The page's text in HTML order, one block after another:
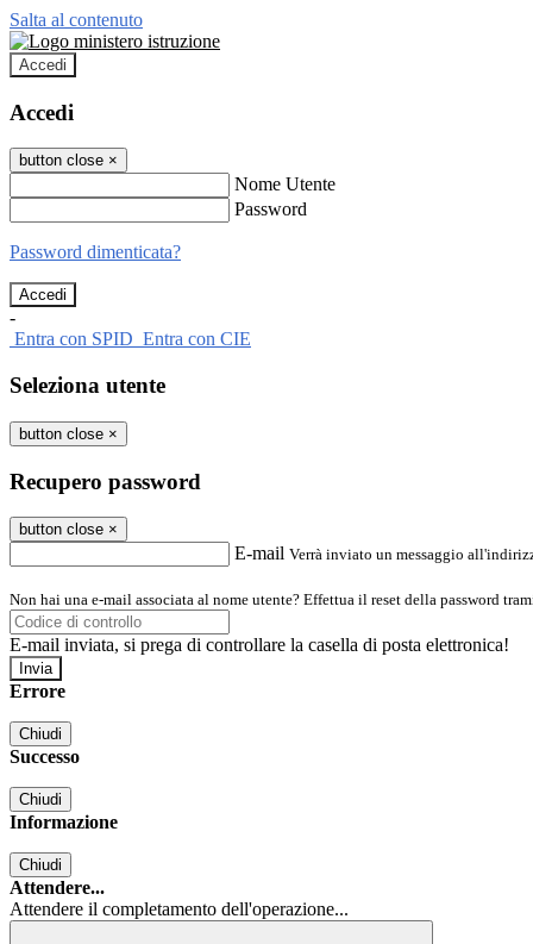
Salta al contenuto
Accedi
Accedi
button close ×
Nome Utente
Password
Password dimenticata?
-
Entra con SPID Entra con CIE
Seleziona utente
button close ×
Recupero password
button close ×
E-mail Verrà inviato un messaggio
Non hai una e-mail associata al nome utente? Effettua il reset della password
E-mail inviata, si prega di controllare la casella di posta elettronica!
Errore
Chiudi
Successo
Chiudi
Informazione
Chiudi
Attendere...
Attendere il completamento dell'operazione...